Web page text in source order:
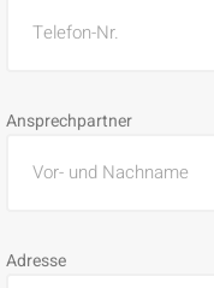
Ansprechpartner
Adresse